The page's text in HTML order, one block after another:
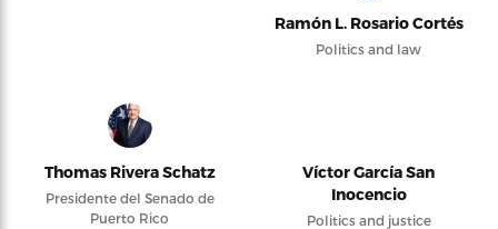
Ramón L. Rosario Cortés
Politics and law
Thomas Rivera Schatz
Presidente del Senado de
Puerto Rico
Víctor García San
Inocencio
Politics and justice